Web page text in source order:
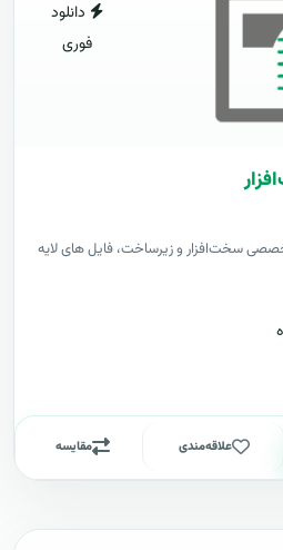
دانلود
فوری
سخت‌افزار و زیرساخت، فایل های لایه
علاقه‌مندی مقایسه